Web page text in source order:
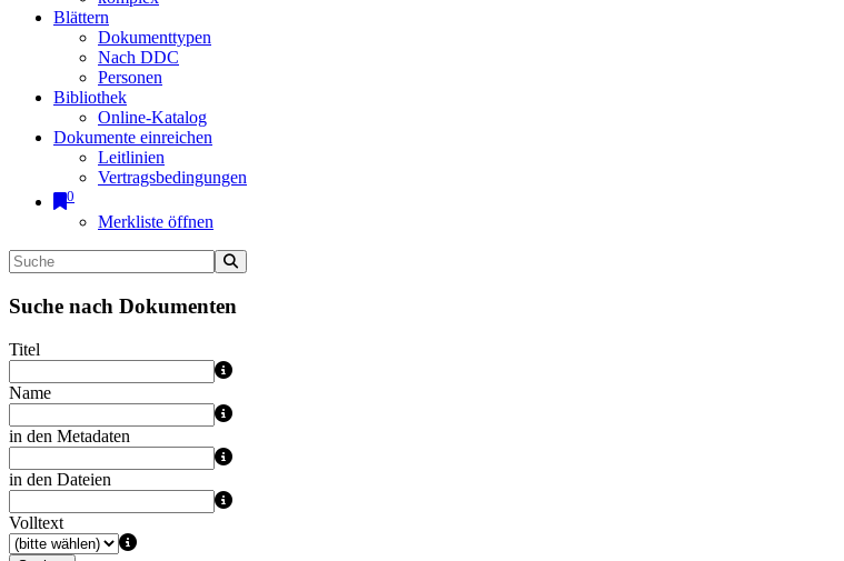
Blättern
Dokumenttypen
Nach DDC
Personen
Bibliothek
Online-Katalog
Dokumente einreichen
Leitlinien
Vertragsbedingungen
0
Merkliste öffnen
Suche nach Dokumenten
Titel
Name
in den Metadaten
in den Dateien
Volltext